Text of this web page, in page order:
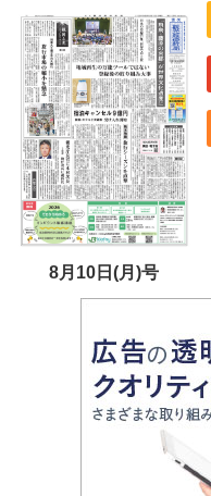
8月10日(月)号